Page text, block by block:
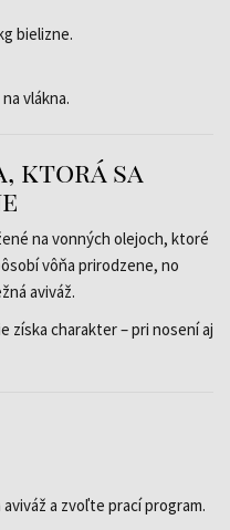
bielizne.
vlákna.
ktorá sa
na vonných olejoch, ktoré
vôňa prirodzene, no
aviváž.
získa charakter – pri nosení aj
a zvoľte prací program.